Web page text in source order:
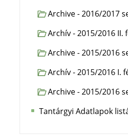
Archive - 2016/2017
Archív - 2015/2016 II.
Archive - 2015/2016
Archív - 2015/2016 I.
Archive - 2015/2016
Tantárgyi Adatlapok